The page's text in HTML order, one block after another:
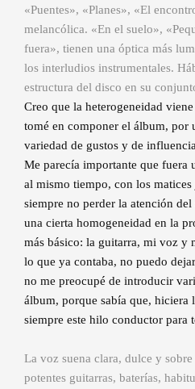
«Puentes», «Planes», «El
melancólica. «En el suelo»,
fuera», tienen una óptica más
los interludios instrumentales.
estructura del disco en su
Creo que la heterogeneidad
tomé en componer el álbum, por
variedad de gustos y de
Me parecía importante que fuera
al mismo tiempo, con los matices
siempre no perder la atención
una cierta homogeneidad en la
más básico: la guitarra, mi voz y
lo que ya contaba, no puedo
no me preocupé de introducir
álbum, porque sabía que, hiciera
siempre este hilo conductor para
La voz suena clara, dulce y
potentes guitarras, baterías,